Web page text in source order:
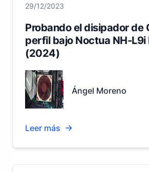
29/12/2023
Probando el disipador de
perfil bajo Noctua NH-L9i
(2024)
Ángel Moreno
Leer más